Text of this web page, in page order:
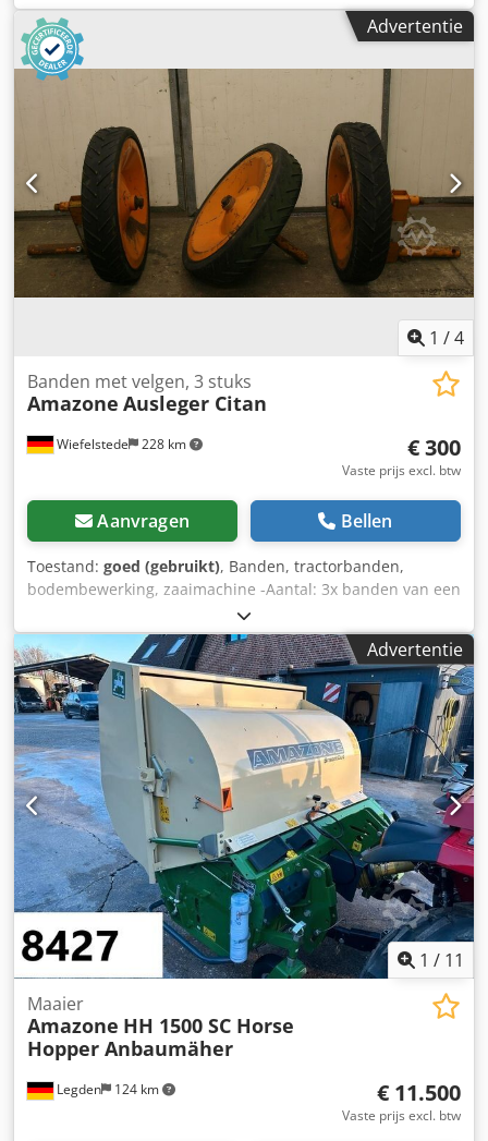
weg Ondersteuningshaak-aanhanger Kat 3 / Geremde as
3,3-4,2T Typegoedkeuring EU - COC Beveiliging tegen
onbevoegde toegang Chsdpfxjtt I N Sj Ahaja
Advertentie
1 /4
Wiefelstede 228 km
Banden met velgen, 3 stuks
Amazone Ausleger Citan
€ 300
Vaste prijs excl. btw
Aanvragen Bellen
Toestand: goed (gebruikt), Banden, tractorbanden,
bodembewerking, zaaimachine -Aantal: 3x banden van een
Amazone zaaimachine -Bandenmaat -Naaf: Ø 40 mm -
Afmeting: Ø 750 mm Cjdpfx Ahsb A E Ufsasha -Totaalprijs:
voor 3 banden -Gewicht: 51 kg/stuk
Advertentie
1 / 11
Legden 124 km
Maaier
Amazone HH 1500 SC Horse
Hopper Anbaumäher
€ 11.500
Vaste prijs excl. btw